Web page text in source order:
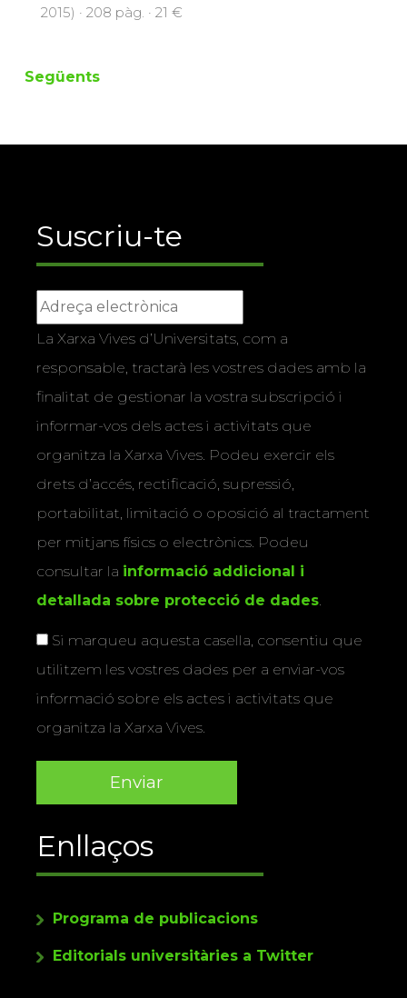
2015) · 208 pàg. · 21 €
Següents
Suscriu-te
La Xarxa Vives d’Universitats, com a
responsable, tractarà les vostres dades amb la
finalitat de gestionar la vostra subscripció i
informar-vos dels actes i activitats que
organitza la Xarxa Vives. Podeu exercir els
drets d’accés, rectificació, supressió,
portabilitat, limitació o oposició al tractament
per mitjans físics o electrònics. Podeu
consultar la informació addicional i
detallada sobre protecció de dades.
Si marqueu aquesta casella, consentiu que
utilitzem les vostres dades per a enviar-vos
informació sobre els actes i activitats que
organitza la Xarxa Vives.
Enllaços
Programa de publicacions
Editorials universitàries a Twitter